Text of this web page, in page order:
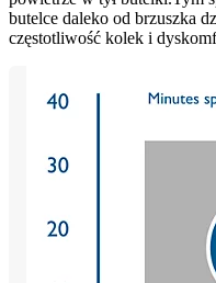
butelce daleko od brzuszka
częstotliwość kolek i